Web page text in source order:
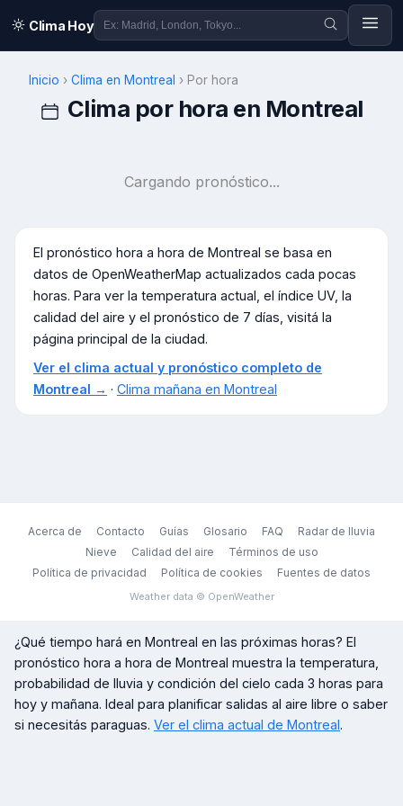
Clima Hoy
Inicio › Clima en Montreal › Por hora
Clima por hora en Montreal
Cargando pronóstico...
El pronóstico hora a hora de Montreal se basa en
datos de OpenWeatherMap actualizados cada pocas
horas. Para ver la temperatura actual, el índice UV, la
calidad del aire y el pronóstico de 7 días, visitá la
página principal de la ciudad.
Ver el clima actual y pronóstico completo de
Montreal → · Clima mañana en Montreal
Acerca de Contacto Guías Glosario FAQ
Radar de lluvia
Nieve
Calidad del aire
Términos de uso
Política de privacidad
Política de cookies Fuentes de datos
Weather data © OpenWeather
¿Qué tiempo hará en Montreal en las próximas horas? El
pronóstico hora a hora de Montreal muestra la temperatura,
probabilidad de lluvia y condición del cielo cada 3 horas para
hoy y mañana. Ideal para planificar salidas al aire libre o saber
si necesitás paraguas. Ver el clima actual de Montreal.